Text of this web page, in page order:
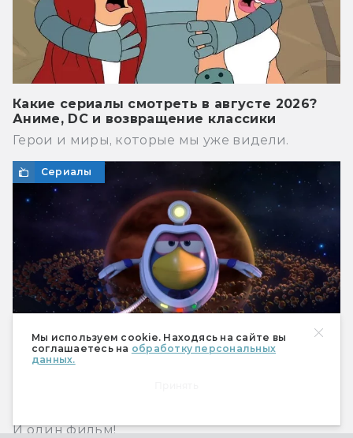
Мы используем cookie. Находясь на сайте вы
соглашаетесь на обработку персональных
данных.
Какие сериалы смотреть в августе 2026?
Аниме, DC и возвращение классики
Герои и миры, которые мы уже видели.
Сериалы
И один фильм!